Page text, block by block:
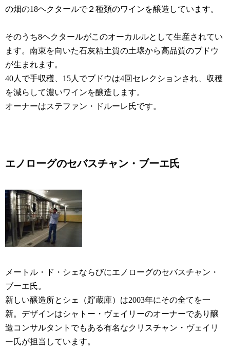
の畑の18ヘクタールで２種類のワインを醸造しています。
そのうち8ヘクタールがこのオーカルルとして生産されてい
ます。南東を向いた石灰粘土質の土壌から高品質のブドウ
が生まれます。
40人で手収穫、15人でブドウは4回セレクションされ、収穫
を減らして濃いワインを醸造します。
オーナーはステファン・ドルーレ氏です。
エノローグのセバスチャン・ブーエ氏
メートル・ド・シェならびにエノローグのセバスチャン・
ブーエ氏。
新しい醸造所とシェ（貯蔵庫）は2003年にその全てを一
新。デザインはシャトー・ヴェイリーのオーナーであり醸
造コンサルタントでもある有名なクリスチャン・ヴェイリ
ー氏が担当しています。